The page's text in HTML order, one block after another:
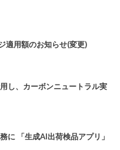
用額のお知らせ(変更)
し、カーボンニュートラル実
に 「生成AI出荷検品アプリ」